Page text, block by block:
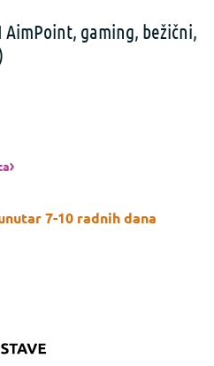
AimPoint, gaming, bežični,
7-10 radnih dana